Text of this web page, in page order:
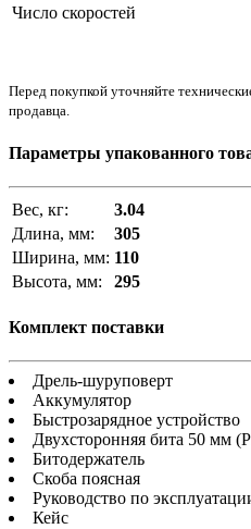
Число скоростей
Перед покупкой уточняйте
продавца.
Параметры упакованного
Вес, кг:
3.04
Длина, мм:
305
Ширина, мм: 110
Высота, мм:
295
Комплект поставки
Дрель-шуруповерт
Аккумулятор
Быстрозарядное устройство
Двухсторонняя бита 50 мм
Битодержатель
Скоба поясная
Руководство по
Кейс